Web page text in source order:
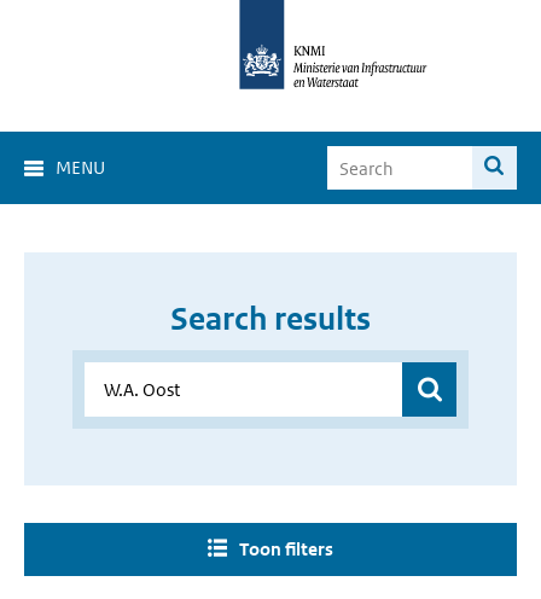
MENU
Search results
Toon filters